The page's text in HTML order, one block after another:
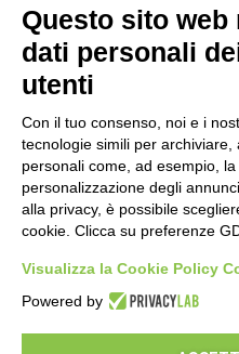
E-Book
Blog
NOTE LEGALI
Informative Privacy
Security Policy
Documentazione contrattuale
Condizioni generali di fornitura
Condizioni di vendita
Condizioni del servizio di
Impostazioni cookie
Questo sito
dati personali
utenti
Con il tuo consenso, noi e i
tecnologie simili per
personali come, ad esempio,
personalizzazione degli
alla privacy, è possibile
cookie. Clicca su preferenze
Visualizza la Cookie Policy
Powered by